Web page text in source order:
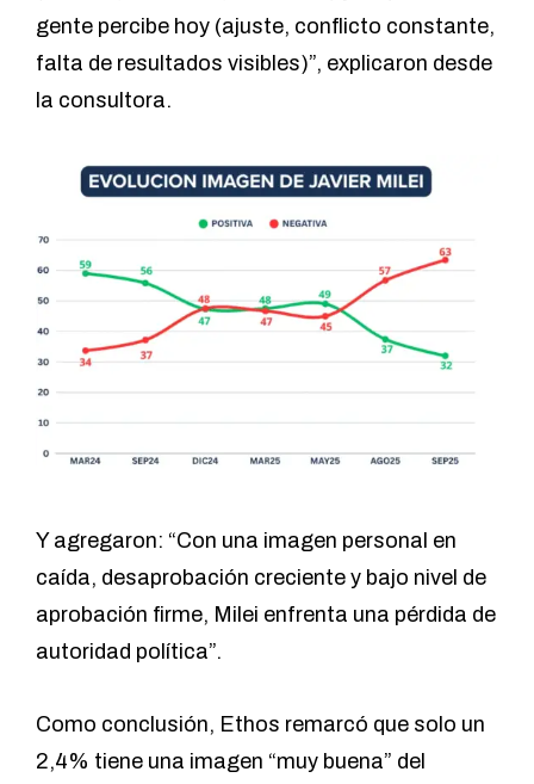
gente percibe hoy (ajuste, conflicto constante,
falta de resultados visibles)”, explicaron desde
la consultora.
Y agregaron: “Con una imagen personal en
caída, desaprobación creciente y bajo nivel de
aprobación firme, Milei enfrenta una pérdida de
autoridad política”.
Como conclusión, Ethos remarcó que solo un
2,4% tiene una imagen “muy buena” del